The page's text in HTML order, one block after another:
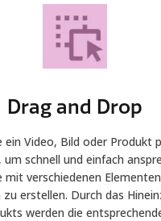
Drag and Drop
ein Video, Bild oder Produkt
um schnell und einfach
mit verschiedenen
erstellen. Durch das
werden die